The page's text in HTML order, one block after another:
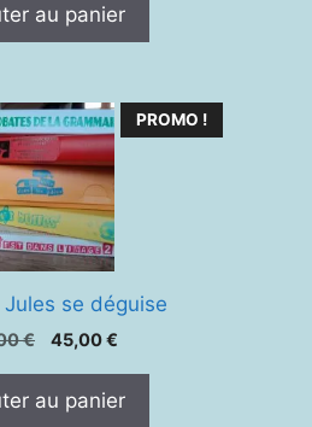
était :
est :
au panier
PROMO !
se déguise
€
Le
était :
45,00€
est :
au panier